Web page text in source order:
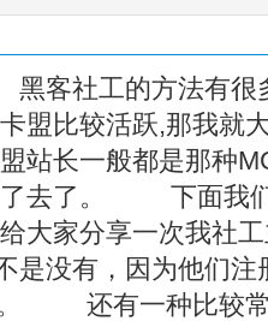
社工的方法有很多
盟比较活跃,那我就
站长一般都是那种
去了。 下面我们
给大家分享一次我
是没有，因为他们
。 还有一种比较常